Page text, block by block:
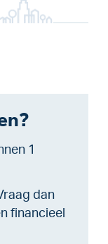
1
dan
financieel